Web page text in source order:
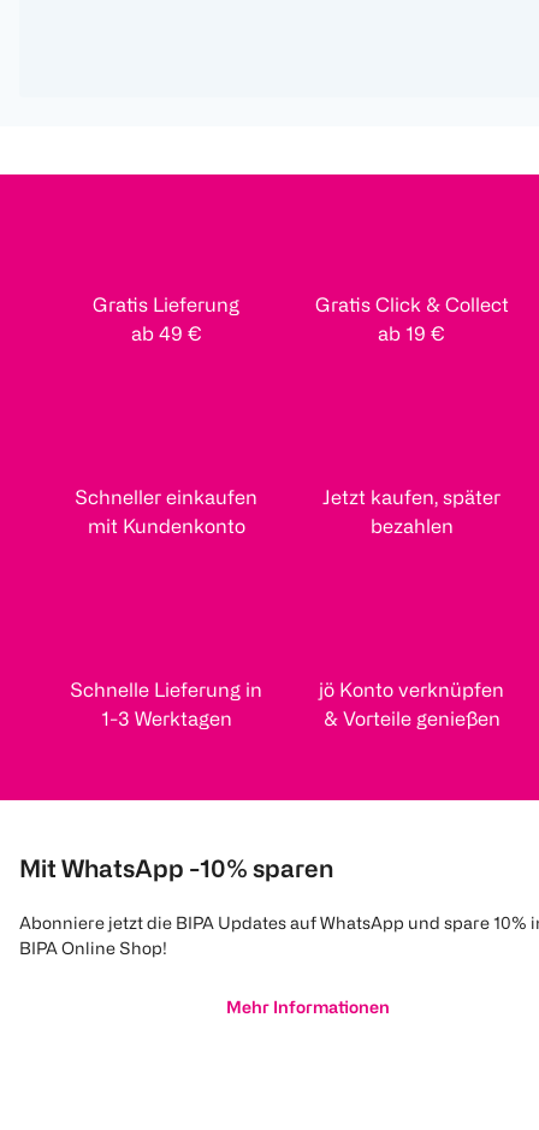
Gratis Lieferung
ab 49 €
Gratis Click & Collect
ab 19 €
Schneller einkaufen
mit Kundenkonto
Jetzt kaufen, später
bezahlen
Schnelle Lieferung in
1-3 Werktagen
jö Konto verknüpfen
& Vorteile genießen
Mit WhatsApp -10% sparen
Abonniere jetzt die BIPA Updates auf WhatsApp und spare 10%
BIPA Online Shop!
Mehr Informationen